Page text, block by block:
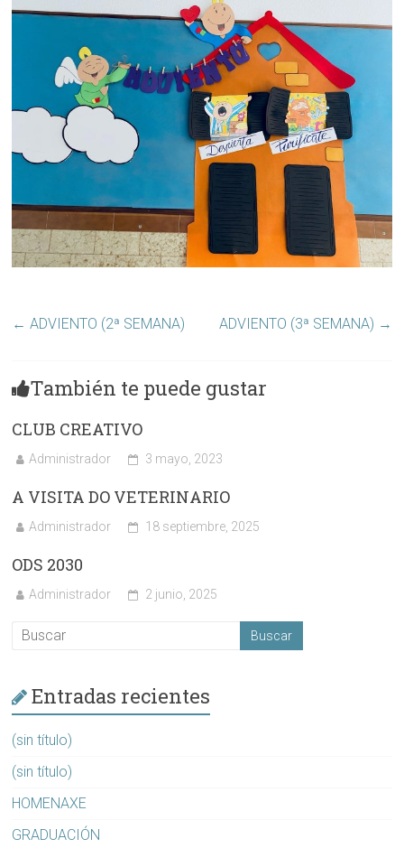
← ADVIENTO (2ª SEMANA) ADVIENTO (3ª SEMANA) →
También te puede gustar
CLUB CREATIVO
Administrador 3 mayo, 2023
A VISITA DO VETERINARIO
Administrador 18 septiembre, 2025
ODS 2030
Administrador 2 junio, 2025
Entradas recientes
(sin título)
(sin título)
HOMENAXE
GRADUACIÓN